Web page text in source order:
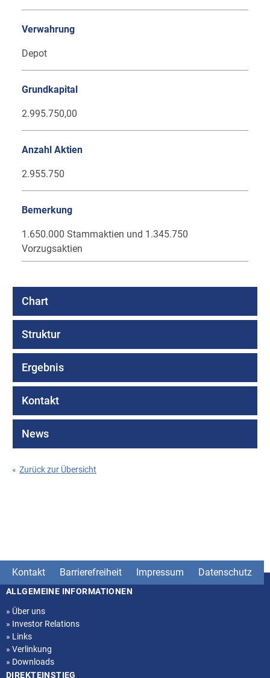
Verwahrung
Depot
Grundkapital
2.995.750,00
Anzahl Aktien
2.955.750
Bemerkung
1.650.000 Stammaktien und 1.345.750
Vorzugsaktien
Chart
Struktur
Ergebnis
Kontakt
News
« Zurück zur Übersicht
Kontakt Barrierefreiheit Impressum Datenschutz
Seitenstruktur
ALLGEMEINE INFORMATIONEN
» Über uns
» Investor Relations
» Links
» Verlinkung
» Downloads
DIREKTEINSTIEG